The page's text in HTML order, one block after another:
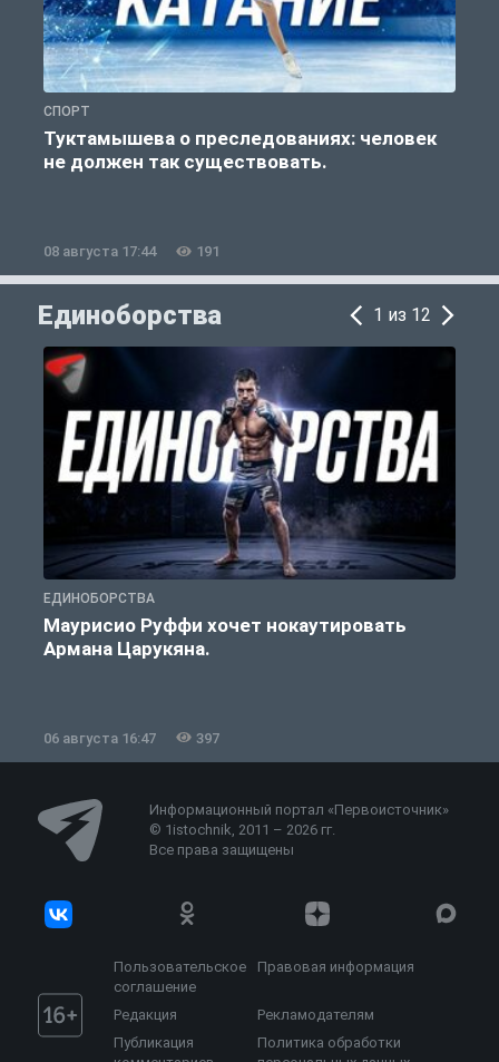
СПОРТ
Туктамышева о преследованиях: человек
не должен так существовать.
08 августа 17:44 191
Единоборства 1 из 12
ЕДИНОБОРСТВА
Маурисио Руффи хочет нокаутировать
Армана Царукяна.
06 августа 16:47 397
Информационный портал «Первоисточник»
© 1istochnik, 2011 – 2026 гг.
Все права защищены
Пользовательское
соглашение
Правовая информация
Редакция
Рекламодателям
Публикация
Политика обработки